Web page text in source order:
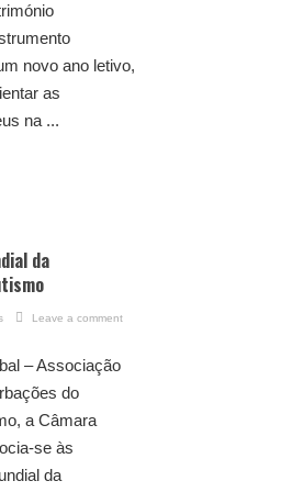
novo ano letivo,
as
na ...
da
Leave a comment
– Associação
do
a Câmara
se às
da